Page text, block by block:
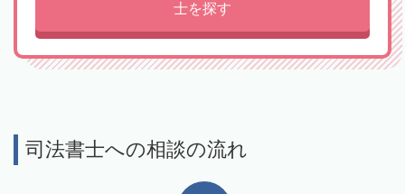
士を探す
司法書士への相談の流れ